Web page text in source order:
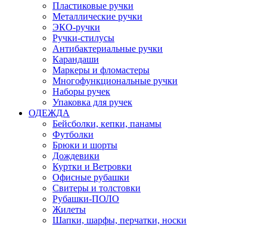
Пластиковые ручки
Металлические ручки
ЭКО-ручки
Ручки-стилусы
Антибактериальные ручки
Карандаши
Маркеры и фломастеры
Многофункциональные ручки
Наборы ручек
Упаковка для ручек
ОДЕЖДА
Бейсболки, кепки, панамы
Футболки
Брюки и шорты
Дождевики
Куртки и Ветровки
Офисные рубашки
Свитеры и толстовки
Рубашки-ПОЛО
Жилеты
Шапки, шарфы, перчатки, носки